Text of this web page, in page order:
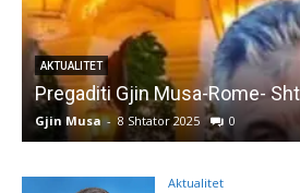
AKTUALITET
Pregaditi Gjin Musa-Rome-
Gjin Musa - 8 Shtator 2025 0
Aktualitet